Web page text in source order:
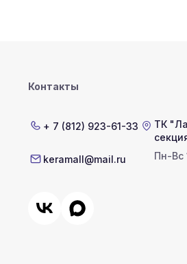
Контакты
+ 7 (812) 923-61-33
keramall@mail.ru
ТК
Пн-Вс